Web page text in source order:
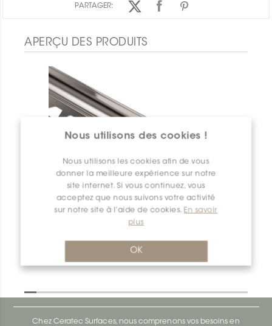
Nous utilisons des cookies !
Nous utilisons les cookies afin de vous
donner la meilleure expérience sur notre
site internet. Si vous continuez, vous
acceptez que nous suivons votre activité
sur notre site à l’aide de cookies. En savoir
plus
OK
PARTAGER:
APERÇU DES PRODUITS
Dilex-Ahk AHK1S100AK
Dilex-Ahk AHK1S100ACG
Chez Ceratec Surfaces, nous comprenons vos besoins en